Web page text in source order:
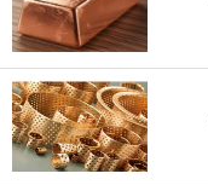
经过多年研发
成技术、高紧
心技术等多项